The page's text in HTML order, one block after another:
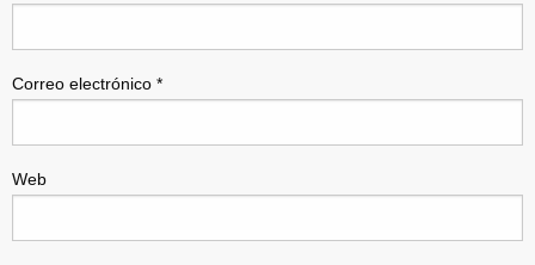
Correo electrónico *
Web